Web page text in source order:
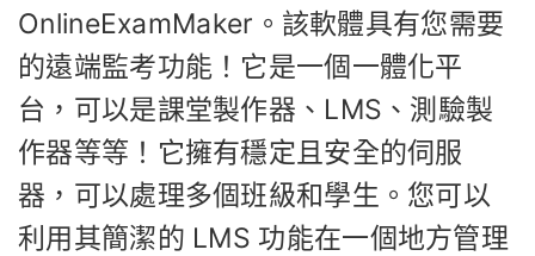
OnlineExamMaker。該軟體具有您需要
的遠端監考功能！它是一個一體化平
台，可以是課堂製作器、LMS、測驗製
作器等等！它擁有穩定且安全的伺服
器，可以處理多個班級和學生。您可以
利用其簡潔的 LMS 功能在一個地方管理